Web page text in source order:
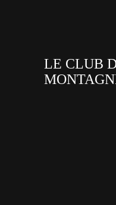
LE CLUB